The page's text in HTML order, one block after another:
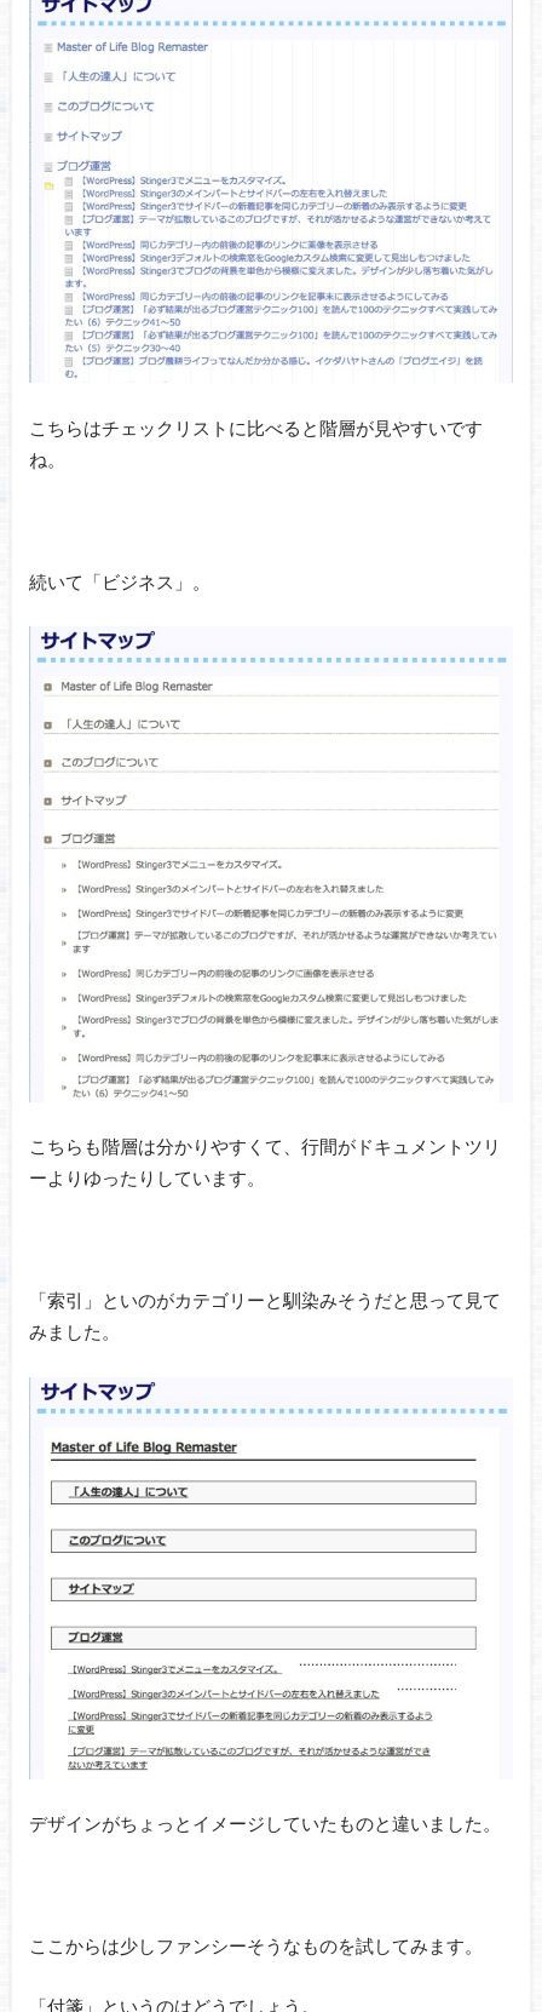
こちらはチェックリストに比べると階層が見やすいです
ね。
続いて「ビジネス」。
こちらも階層は分かりやすくて、行間がドキュメントツリ
ーよりゆったりしています。
「索引」といのがカテゴリーと馴染みそうだと思って見て
みました。
デザインがちょっとイメージしていたものと違いました。
ここからは少しファンシーそうなものを試してみます。
「付箋」というのはどうでしょう。